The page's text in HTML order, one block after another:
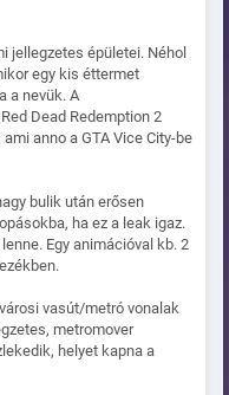
jellegzetes épületei. Néhol
egy kis éttermet
a nevük. A
Dead Redemption 2
anno a GTA Vice City-be
bulik után erősen
ha ez a leak igaz.
Egy animációval kb. 2
vasút/metró vonalak
metromover
helyet kapna a